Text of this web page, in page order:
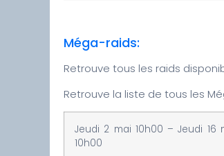
Méga-raids:
Retrouve tous les raids
Retrouve la liste de tous les
Jeudi 2 mai 10h00 – Jeudi 16
10h00